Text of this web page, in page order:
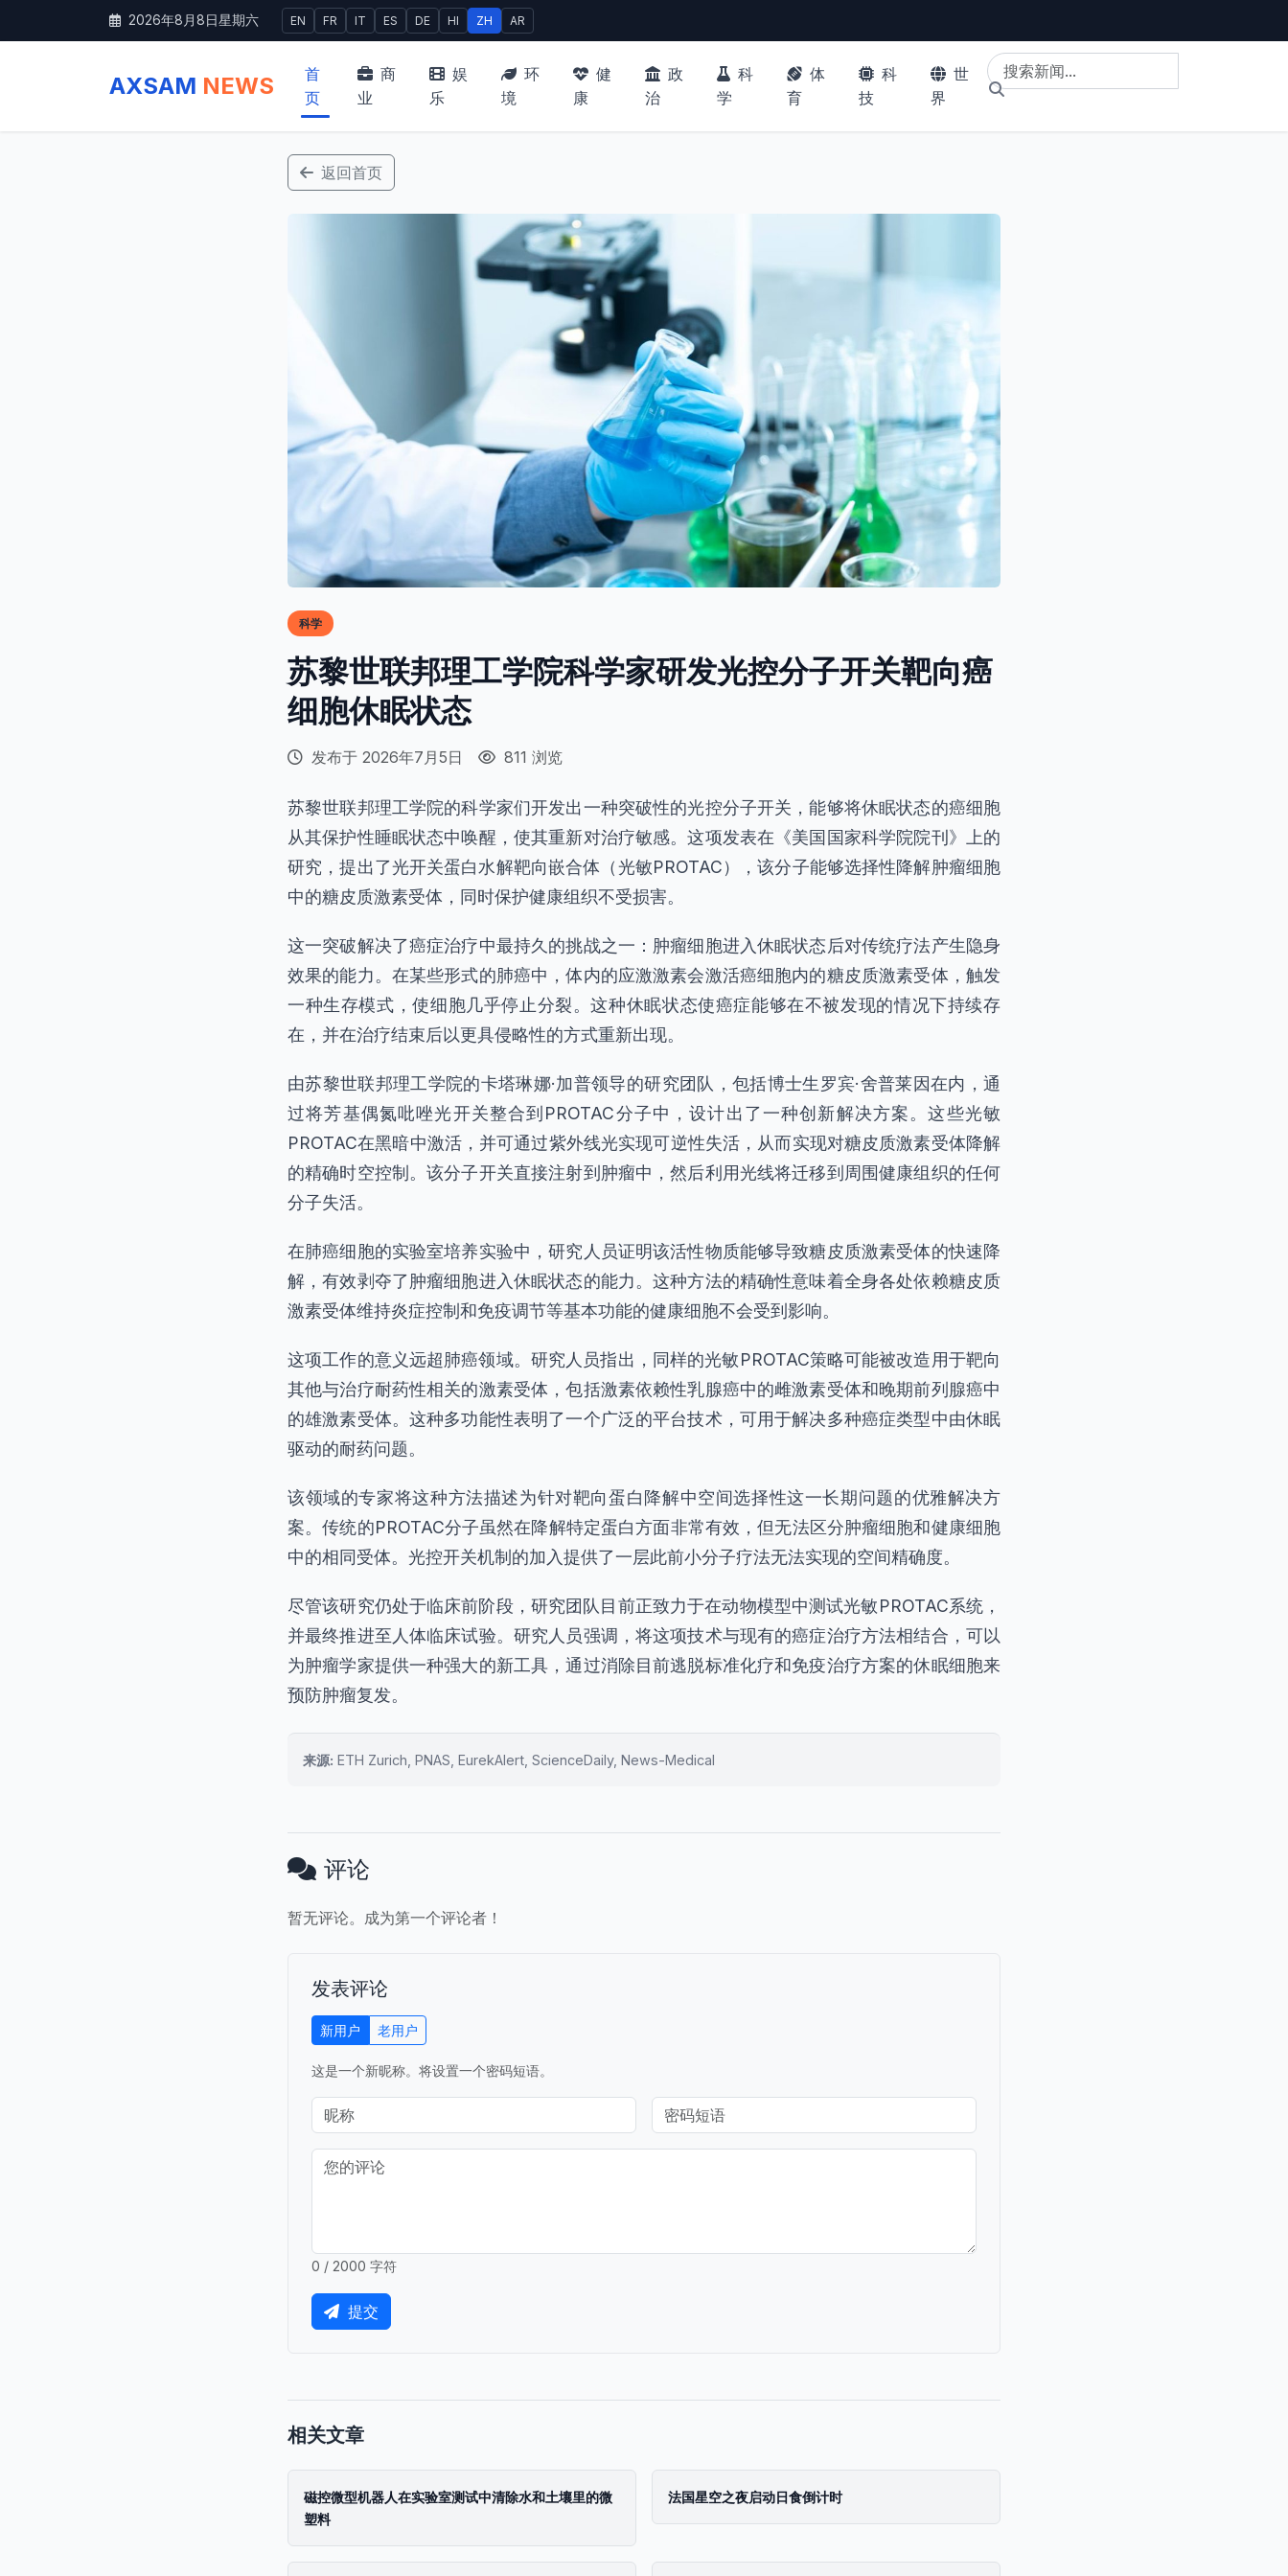
2026年8月8日星期六 EN FR IT ES DE HI ZH AR
AXSAM NEWS
首
页
商
业
娱
乐
环
境
健
康
政
治
科
学
体
育
科
技
世
界
返回首页
科学
苏黎世联邦理工学院科学家研发光控分子开关靶向癌
细胞休眠状态
发布于 2026年7月5日 811 浏览
苏黎世联邦理工学院的科学家们开发出一种突破性的光控分子开关，能够将休眠状态的癌细胞
从其保护性睡眠状态中唤醒，使其重新对治疗敏感。这项发表在《美国国家科学院院刊》上的
研究，提出了光开关蛋白水解靶向嵌合体（光敏PROTAC），该分子能够选择性降解肿瘤细胞
中的糖皮质激素受体，同时保护健康组织不受损害。
这一突破解决了癌症治疗中最持久的挑战之一：肿瘤细胞进入休眠状态后对传统疗法产生隐身
效果的能力。在某些形式的肺癌中，体内的应激激素会激活癌细胞内的糖皮质激素受体，触发
一种生存模式，使细胞几乎停止分裂。这种休眠状态使癌症能够在不被发现的情况下持续存
在，并在治疗结束后以更具侵略性的方式重新出现。
由苏黎世联邦理工学院的卡塔琳娜·加普领导的研究团队，包括博士生罗宾·舍普莱因在内，通
过将芳基偶氮吡唑光开关整合到PROTAC分子中，设计出了一种创新解决方案。这些光敏
PROTAC在黑暗中激活，并可通过紫外线光实现可逆性失活，从而实现对糖皮质激素受体降解
的精确时空控制。该分子开关直接注射到肿瘤中，然后利用光线将迁移到周围健康组织的任何
分子失活。
在肺癌细胞的实验室培养实验中，研究人员证明该活性物质能够导致糖皮质激素受体的快速降
解，有效剥夺了肿瘤细胞进入休眠状态的能力。这种方法的精确性意味着全身各处依赖糖皮质
激素受体维持炎症控制和免疫调节等基本功能的健康细胞不会受到影响。
这项工作的意义远超肺癌领域。研究人员指出，同样的光敏PROTAC策略可能被改造用于靶向
其他与治疗耐药性相关的激素受体，包括激素依赖性乳腺癌中的雌激素受体和晚期前列腺癌中
的雄激素受体。这种多功能性表明了一个广泛的平台技术，可用于解决多种癌症类型中由休眠
驱动的耐药问题。
该领域的专家将这种方法描述为针对靶向蛋白降解中空间选择性这一长期问题的优雅解决方
案。传统的PROTAC分子虽然在降解特定蛋白方面非常有效，但无法区分肿瘤细胞和健康细胞
中的相同受体。光控开关机制的加入提供了一层此前小分子疗法无法实现的空间精确度。
尽管该研究仍处于临床前阶段，研究团队目前正致力于在动物模型中测试光敏PROTAC系统，
并最终推进至人体临床试验。研究人员强调，将这项技术与现有的癌症治疗方法相结合，可以
为肿瘤学家提供一种强大的新工具，通过消除目前逃脱标准化疗和免疫治疗方案的休眠细胞来
预防肿瘤复发。
来源: ETH Zurich, PNAS, EurekAlert, ScienceDaily, News-Medical
评论
暂无评论。成为第一个评论者！
发表评论
新用户 老用户
这是一个新昵称。将设置一个密码短语。
0 / 2000 字符
提交
相关文章
磁控微型机器人在实验室测试中清除水和土壤里的微
塑料
法国星空之夜启动日食倒计时